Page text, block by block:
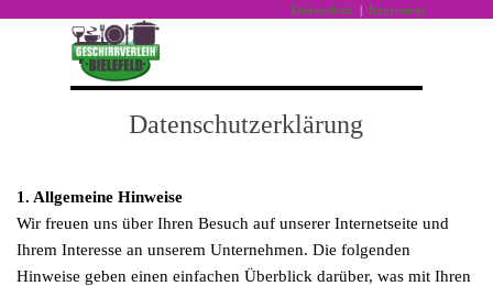
Datenschutz Impressum
Menü überspringen
Datenschutzerklärung
1. Allgemeine Hinweise
Wir freuen uns über Ihren Besuch auf unserer Internetseite und
Ihrem Interesse an unserem Unternehmen. Die folgenden
Hinweise geben einen einfachen Überblick darüber, was mit Ihren